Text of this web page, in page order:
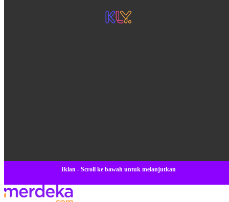
Iklan - Scroll ke bawah untuk melanjutkan